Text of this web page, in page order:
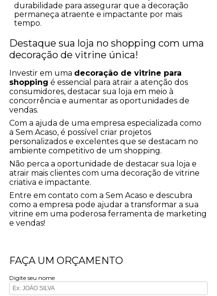
durabilidade para assegurar que a decoração
permaneça atraente e impactante por mais
tempo.
Destaque sua loja no shopping com uma
decoração de vitrine única!
Investir em uma decoração de vitrine para
shopping é essencial para atrair a atenção dos
consumidores, destacar sua loja em meio à
concorrência e aumentar as oportunidades de
vendas.
Com a ajuda de uma empresa especializada como
a Sem Acaso, é possível criar projetos
personalizados e excelentes que se destacam no
ambiente competitivo de um shopping.
Não perca a oportunidade de destacar sua loja e
atrair mais clientes com uma decoração de vitrine
criativa e impactante.
Entre em contato com a Sem Acaso e descubra
como a empresa pode ajudar a transformar a sua
vitrine em uma poderosa ferramenta de marketing
e vendas!
FAÇA UM ORÇAMENTO
Digite seu nome